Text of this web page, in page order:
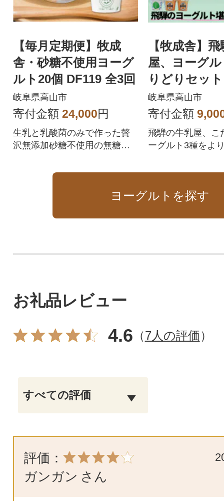
【毎月定期便】牧成
舎・砂糖不使用ヨーグ
ルト20個 DF119 全3回
岐阜県高山市
寄付金額 24,000円
生乳と乳酸菌のみで作った贅
沢無添加砂糖不使用の無糖ヨ
【牧成舎】
屋、ヨーグ
りどりセッ
岐阜県高山市
寄付金額
飛騨の牛乳屋、こ
ーグルト3種をよ
ヨーグルトを探す
お礼品レビュー
4.6 （7人の評価）
評価：
ガンガン さん